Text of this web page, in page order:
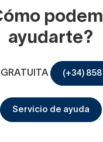
ayudarte?
(+34)
Servicio de ayuda